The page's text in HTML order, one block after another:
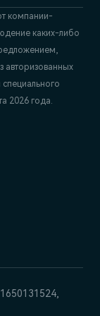
компании-
каких-либо
авторизованных
специального
2026 года.